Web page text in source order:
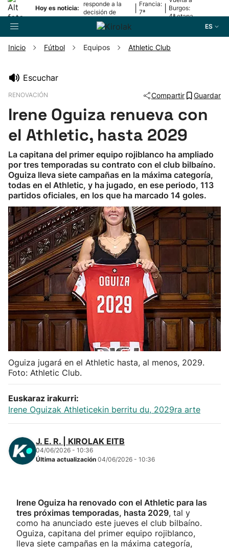
Hoy es noticia:
responde a la
decisión de
Oriamendi
Francia:
7ª
Burgos:
4ª etapa
ES
Pelota
Remo
Baloncesto
Ciclismo
Herri-kirolak
Balonmano
Kirolak 360
Atletismo
Carreras de montaña
Más deportes
"Helmuga"
Inicio Fútbol Equipos Athletic Club
Escuchar
RENOVACIÓN Compartir Guardar
Irene Oguiza renueva con
el Athletic, hasta 2029
La capitana del primer equipo rojiblanco ha ampliado
por tres temporadas su contrato con el club bilbaíno.
Oguiza lleva siete campañas en la máxima categoría,
todas en el Athletic, y ha jugado, en ese periodo, 113
partidos oficiales, en los que ha marcado 14 goles.
Oguiza jugará en el Athletic hasta, al menos, 2029.
Foto: Athletic Club.
Euskaraz irakurri:
Irene Oguizak Athleticekin berritu du, 2029ra arte
J. E. R. | KIROLAK EITB
04/06/2026 - 10:36
Última actualización 04/06/2026 - 10:36
Irene Oguiza ha renovado con el Athletic para las
tres próximas temporadas, hasta 2029, tal y
como ha anunciado este jueves el club bilbaíno.
Oguiza, capitana del primer equipo rojiblanco,
lleva siete campañas en la máxima categoría,